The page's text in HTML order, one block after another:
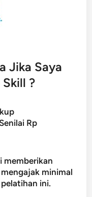
Jika Saya
?
Rp
memberikan
minimal
ini.